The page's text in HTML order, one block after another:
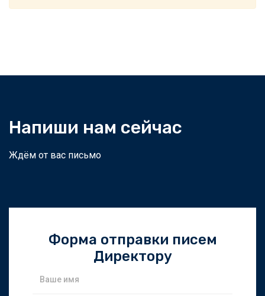
Напиши нам сейчас
Ждём от вас письмо
Форма отправки писем
Директору